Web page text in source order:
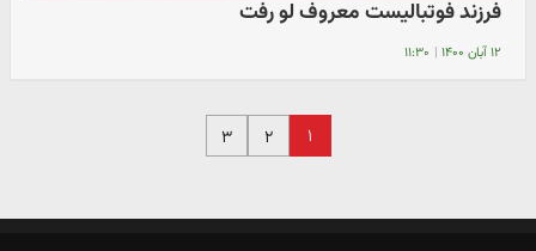
فرزند فوتبالیست معروف لو رفت
۱۲ آبان ۱۴۰۰ | ۱۱:۳۰
۱ ۲ ۳